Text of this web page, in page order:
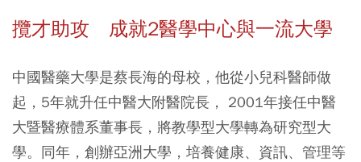
攬才助攻 成就2醫學中心與一流大學
中國醫藥大學是蔡長海的母校，他從小兒科醫師做
起，5年就升任中醫大附醫院長， 2001年接任中醫
大暨醫療體系董事長，將教學型大學轉為研究型大
學。同年，創辦亞洲大學，培養健康、資訊、管理等